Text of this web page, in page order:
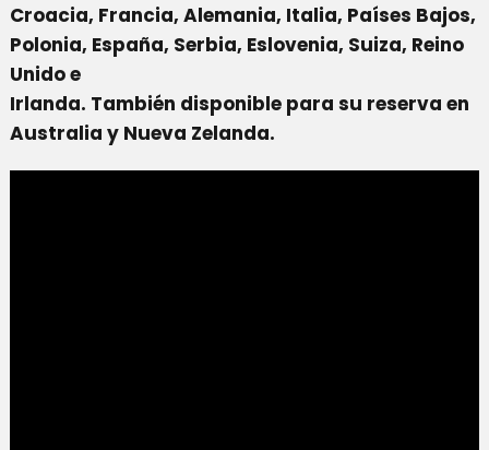
Croacia, Francia, Alemania, Italia, Países Bajos,
Polonia, España, Serbia, Eslovenia, Suiza, Reino
Unido e
Irlanda. También disponible para su reserva en
Australia y Nueva Zelanda.